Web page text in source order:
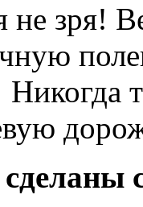
не зря!